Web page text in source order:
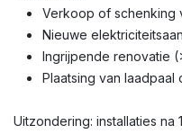
Verkoop of schenking
Nieuwe
Ingrijpende renovatie
Plaatsing van laadpaal
Uitzondering: installaties na